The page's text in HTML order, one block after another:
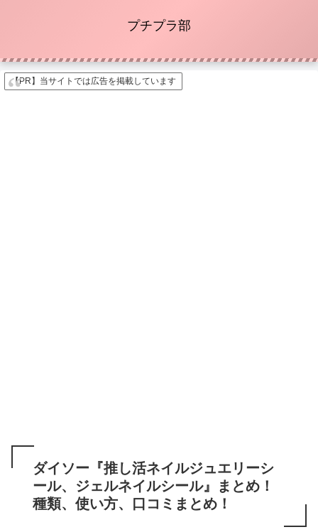
プチプラ部
【PR】当サイトでは広告を掲載しています
ダイソー『推し活ネイルジュエリーシ
ール、ジェルネイルシール』まとめ！
種類、使い方、口コミまとめ！